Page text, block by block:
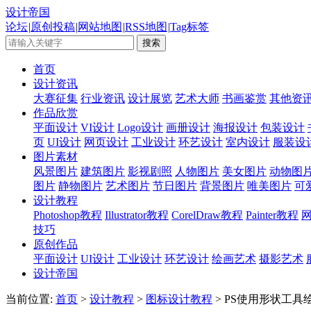
设计帝国
论坛|原创投稿|网站地图 |RSS地图 |Tag标签
首页
设计资讯
大赛征集 行业资讯 设计展览 艺术大师 书画鉴赏 其他资
作品欣赏
平面设计 VI设计 Logo设计 画册设计 海报设计 包装设计
页 UI设计 网页设计 工业设计 环艺设计 室内设计 服装设
图片素材
风景图片 建筑图片 影视剧照 人物图片 美女图片 动物图
图片 静物图片 艺术图片 节日图片 背景图片 唯美图片 可
设计教程
Photoshop教程 Illustrator教程 CorelDraw教程 Painter教程
技巧
原创作品
平面设计 UI设计 工业设计 环艺设计 绘画艺术 摄影艺术
设计帝国
当前位置: 首页 > 设计教程 > 图标设计教程 > PS使用形状工具